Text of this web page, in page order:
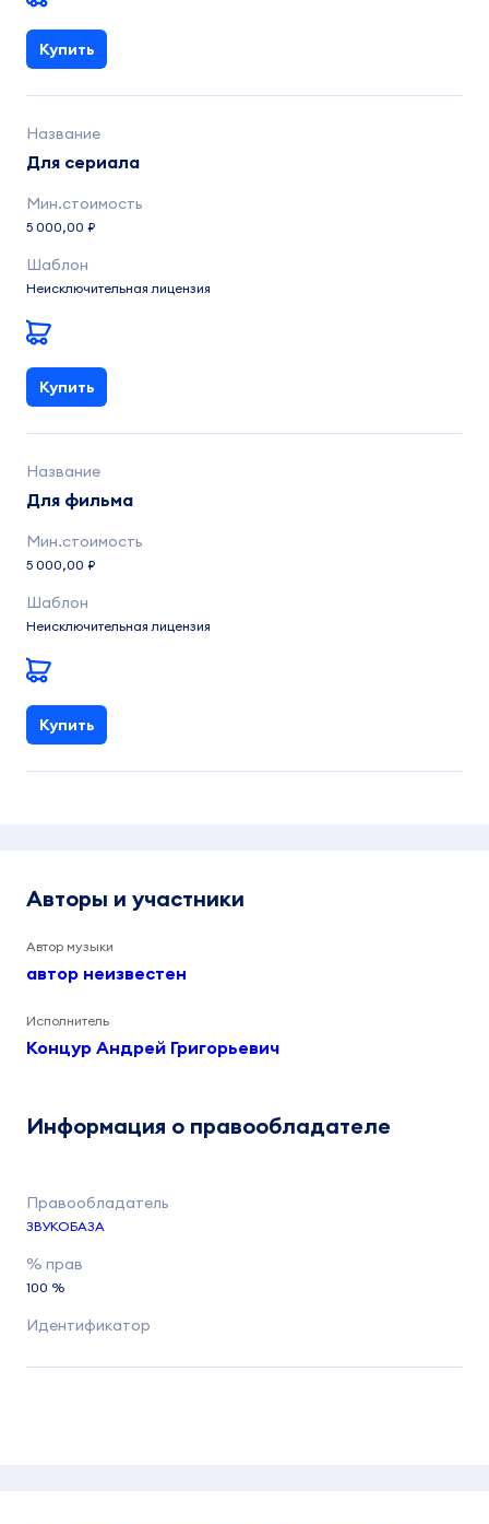
Купить
Для сериала
5 000,00 ₽
Неисключительная лицензия
Купить
Для фильма
5 000,00 ₽
Неисключительная лицензия
Купить
Авторы и участники
Автор музыки
автор неизвестен
Исполнитель
Концур Андрей Григорьевич
Информация о правообладателе
ЗВУКОБАЗА
100 %